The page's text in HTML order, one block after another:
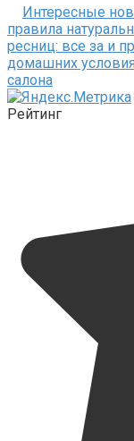
Интересные
правила
ресниц: все за и
домашних
салона
Рейтинг